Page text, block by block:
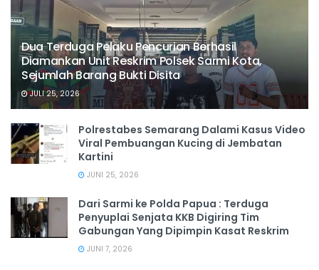
Dua Terduga Pelaku Pencurian Berhasil
Diamankan Unit Reskrim Polsek Sarmi Kota,
Sejumlah Barang Bukti Disita
JULI 25, 2026
Polrestabes Semarang Dalami Kasus Video
Viral Pembuangan Kucing di Jembatan
Kartini
JUNI 25, 2026
Dari Sarmi ke Polda Papua : Terduga
Penyuplai Senjata KKB Digiring Tim
Gabungan Yang Dipimpin Kasat Reskrim
JUNI 7, 2026